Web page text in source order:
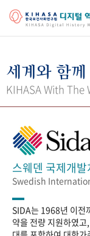
걸어온 길 기관
정책과 연구 키워
간행물 변천사
기록물 아카이브
사진 아카이브
세계와 함
KIHASA With The
스웨덴 국제개
Swedish
SIDA는 1968년 이전
약을 전량 지원하였